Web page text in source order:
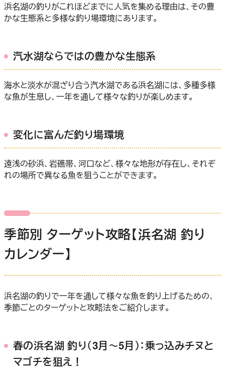
浜名湖の釣りがこれほどまでに人気を集める理由は、その豊
かな生態系と多様な釣り場環境にあります。
汽水湖ならではの豊かな生態系
海水と淡水が混ざり合う汽水湖である浜名湖には、多種多様
な魚が生息し、一年を通して様々な釣りが楽しめます。
変化に富んだ釣り場環境
遠浅の砂浜、岩礁帯、河口など、様々な地形が存在し、それぞ
れの場所で異なる魚を狙うことができます。
季節別 ターゲット攻略【浜名湖 釣り
カレンダー】
浜名湖の釣りで一年を通して様々な魚を釣り上げるための、
季節ごとのターゲットと攻略法をご紹介します。
春の浜名湖 釣り（3月～5月）：乗っ込みチヌと
マゴチを狙え！